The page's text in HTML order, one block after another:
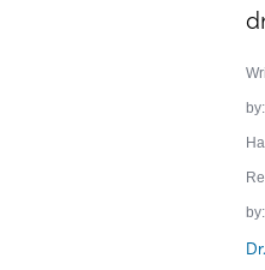
by:
by:
Dr.